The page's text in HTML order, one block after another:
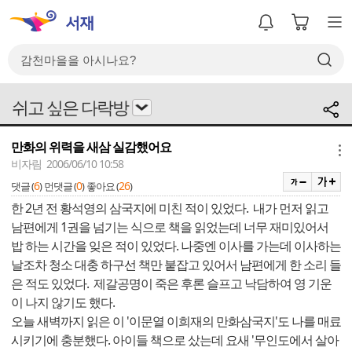
쉬고 싶은 다락방
만화의 위력을 새삼 실감했어요
비자림 2006/06/10 10:58
댓글 (6) 먼댓글 (0) 좋아요 (26)
한 2년 전 황석영의 삼국지에 미친 적이 있었다. 내가 먼저 읽고
남편에게 1권을 넘기는 식으로 책을 읽었는데 너무 재미있어서
밥 하는 시간을 잊은 적이 있었다. 나중엔 이사를 가는데 이사하는
날조차 청소 대충 하구선 책만 붙잡고 있어서 남편에게 한 소리 들
은 적도 있었다. 제갈공명이 죽은 후론 슬프고 낙담하여 영 기운
이 나지 않기도 했다.
오늘 새벽까지 읽은 이 '이문열 이희재의 만화삼국지'도 나를 매료
시키기에 충분했다. 아이들 책으로 샀는데 요새 '무인도에서 살아